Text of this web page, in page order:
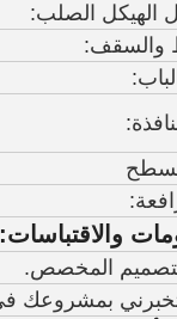
الهيكل الصلب:
والسقف:
الباب:
والاقتباسات: